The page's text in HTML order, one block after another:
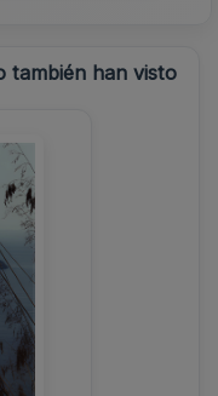
también han visto